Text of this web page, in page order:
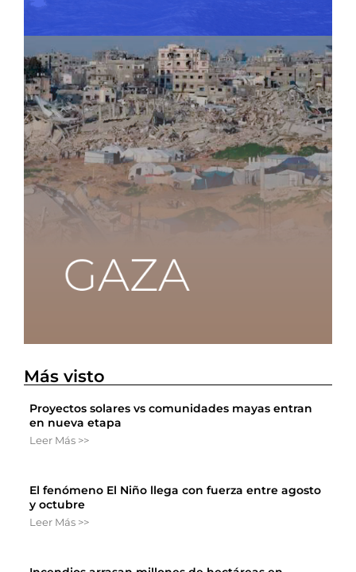
Más visto
Proyectos solares vs comunidades mayas entran
en nueva etapa
Leer Más >>
El fenómeno El Niño llega con fuerza entre agosto
y octubre
Leer Más >>